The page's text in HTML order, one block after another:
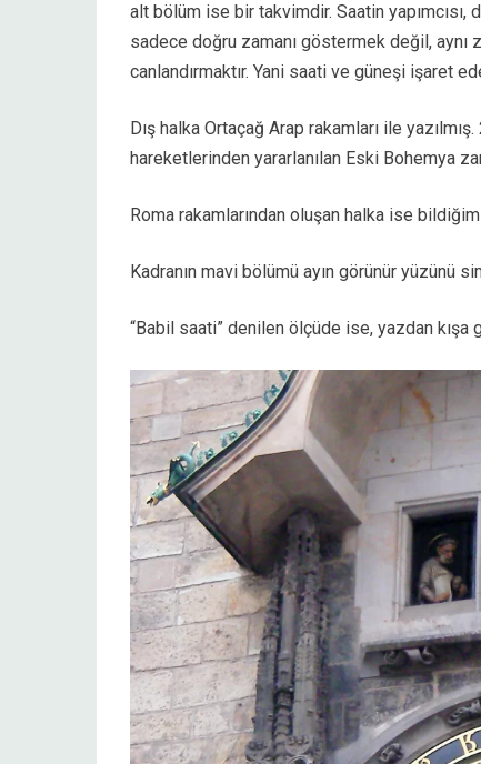
alt bölüm ise bir takvimdir. Saatin
sadece doğru zamanı göstermek değil, aynı
canlandırmaktır. Yani saati ve güneşi işaret
Dış halka Ortaçağ Arap rakamları ile
hareketlerinden yararlanılan Eski Bohemya
Roma rakamlarından oluşan halka ise
Kadranın mavi bölümü ayın görünür yüzünü
“Babil saati” denilen ölçüde ise, yazdan kışa